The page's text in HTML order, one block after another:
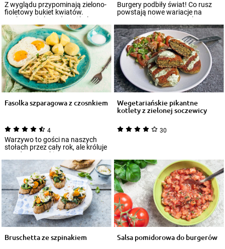
Z wyglądu przypominają zielono-
fioletowy bukiet kwiatów.
Zachwycają kształtem i kolorem.
Znane ni...
Burgery podbiły świat! Co rusz
powstają nowe wariacje na
urozmaicenie tego popularnego
specjału...
Fasolka szparagowa z czosnkiem
4
Warzywo to gości na naszych
stołach przez cały rok, ale króluje
przede wszystkim w porze
letniej...
Wegetariańskie pikantne
kotlety z zielonej soczewicy
30
Bruschetta ze szpinakiem Salsa pomidorowa do burgerów